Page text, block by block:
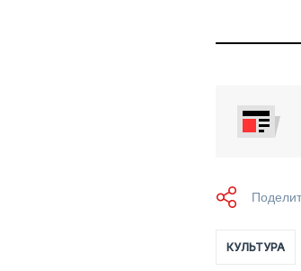
КУЛЬТУРА